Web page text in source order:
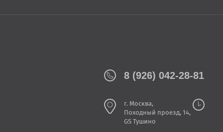
8 (926) 042-28-81
г. Москва,
Походный проезд, 14,
GS Тушино